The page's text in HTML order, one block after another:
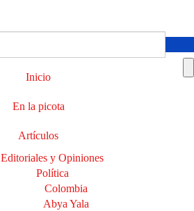
Inicio
En la picota
Artículos
Editoriales y Opiniones
Política
Colombia
Abya Yala